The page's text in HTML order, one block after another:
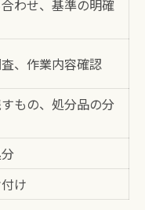
ないコツ集
者選び方法
もりの工夫
失敗例とは
可や資格
遺品整理術
整理アイデア集
を解説
わせ、基準の明確
、作業内容確認
もの、処分品の分
け